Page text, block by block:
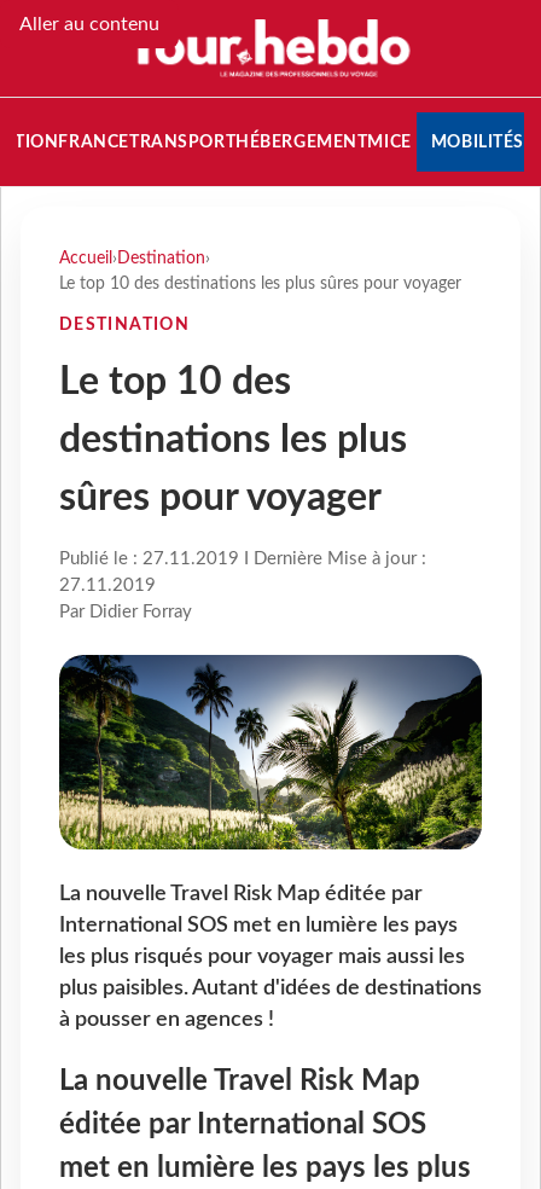
Aller au contenu
FRANCETRANSPORT HÉBERGEMENTMICE MOBILITÉS
Accueil › Destination›
Le top 10 des destinations les plus sûres pour voyager
DESTINATION
Le top 10 des
destinations les plus
sûres pour voyager
Publié le : 27.11.2019 I Dernière Mise à jour :
27.11.2019
Par Didier Forray
La nouvelle Travel Risk Map éditée par
International SOS met en lumière les pays
les plus risqués pour voyager mais aussi les
plus paisibles. Autant d'idées de destinations
à pousser en agences !
La nouvelle Travel Risk Map
éditée par International SOS
met en lumière les pays les plus